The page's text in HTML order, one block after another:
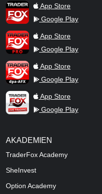
TraderFox AppApp Store
Google Play
TraderFox ProApp Store
Google Play
TraderFox dpa-AFX ProFeed
App Store
Google Play
TraderFox Live Trading
App Store
Google Play
AKADEMIEN
TraderFox Academy
SheInvest
Option Academy